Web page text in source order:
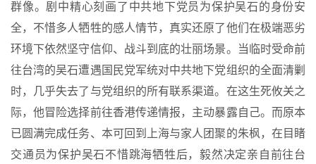
群像。剧中精心刻画了中共地下党员为保护吴石的身份安
全，不惜多人牺牲的感人情节，真实还原了他们在极端恶劣
环境下依然坚守信仰、战斗到底的壮丽场景。当临时受命前
往台湾的吴石遭遇国民党军统对中共地下党组织的全面清剿
时，几乎失去了与党组织的所有联系渠道。在这生死攸关之
际，他冒险选择前往香港传递情报，主动暴露自己。而原本
已圆满完成任务、本可回到上海与家人团聚的朱枫，在目睹
交通员为保护吴石不惜跳海牺牲后，毅然决定亲自前往台